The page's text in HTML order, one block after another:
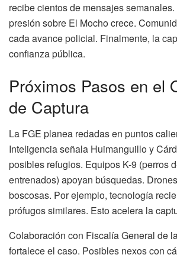
recibe cientos de mensajes
presión sobre El Mocho crece.
cada avance policial. Finalmente, la
confianza pública.
Próximos Pasos en el
de Captura
La FGE planea redadas en puntos
Inteligencia señala Huimanguillo y
posibles refugios. Equipos K-9 (perros
entrenados) apoyan búsquedas.
boscosas. Por ejemplo, tecnología
prófugos similares. Esto acelera la
Colaboración con Fiscalía General de
fortalece el caso. Posibles nexos con